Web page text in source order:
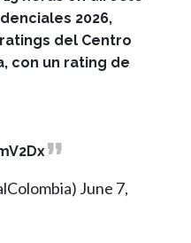
2026,
del Centro
con un rating de
June 7,